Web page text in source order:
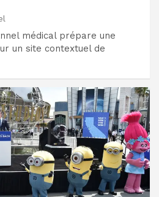
médical prépare une
un site contextuel de